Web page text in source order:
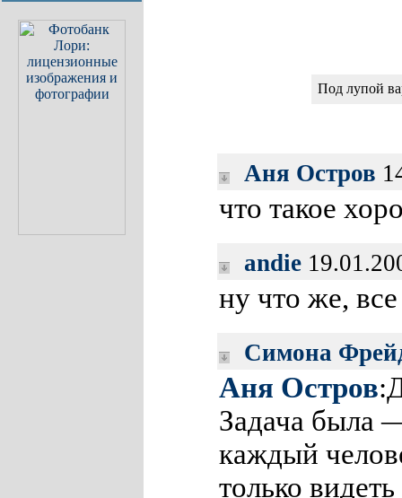
Под лупой
Аня Остров
что такое
andie
ну что же,
Симона
Аня Остров
Задача была
каждый
только